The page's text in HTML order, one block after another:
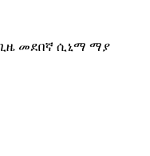
መደበኛ ሲኒማ ማያ